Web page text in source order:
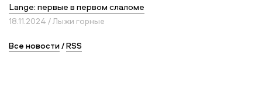
Lange: первые в первом слаломе
18.11.2024 / Лыжи горные
Все новости/RSS